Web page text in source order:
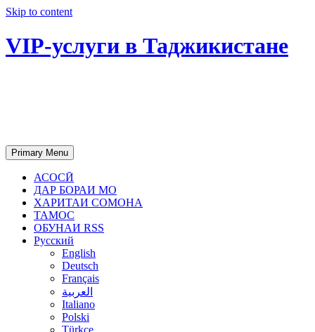
Skip to content
VIP-услуги в Таджикистане
Primary Menu
АСОСӢ
ДАР БОРАИ МО
ХАРИТАИ СОМОНА
ТАМОС
ОБУНАИ RSS
Русский
English
Deutsch
Français
العربية
Italiano
Polski
Türkçe